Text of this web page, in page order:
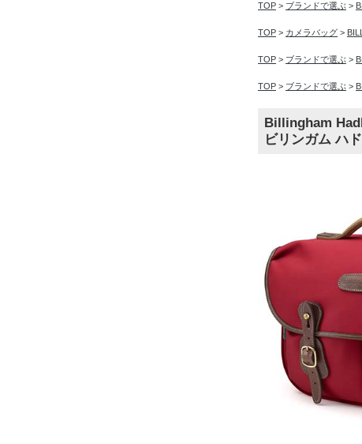
TOP > ブランドで選ぶ >
TOP > カメラバッグ >
TOP > ブランドで選ぶ >
TOP > ブランドで選ぶ >
Billingham
ビリンガム ハ